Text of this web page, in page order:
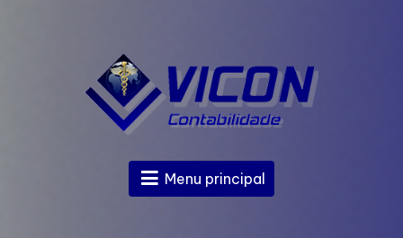
Menu principal